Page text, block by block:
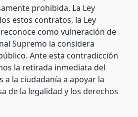
prohibida. La Ley
estos contratos, la Ley
como vulneración de
Supremo la considera
Ante esta contradicción
la retirada inmediata del
a la ciudadanía a apoyar la
de la legalidad y los derechos